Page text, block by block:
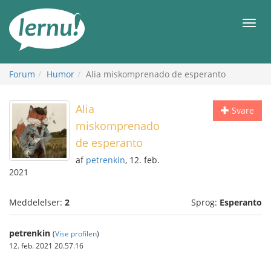
indholdet
Forum Humor Alia miskomprenado de esperanto
Svare
Alia
miskomprenado
de esperanto
af petrenkin, 12. feb.
2021
Meddelelser: 2 Sprog: Esperanto
petrenkin (Vise profilen)
12. feb. 2021 20.57.16